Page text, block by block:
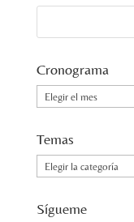
Cronograma
Cronograma
Temas
Temas
Sígueme